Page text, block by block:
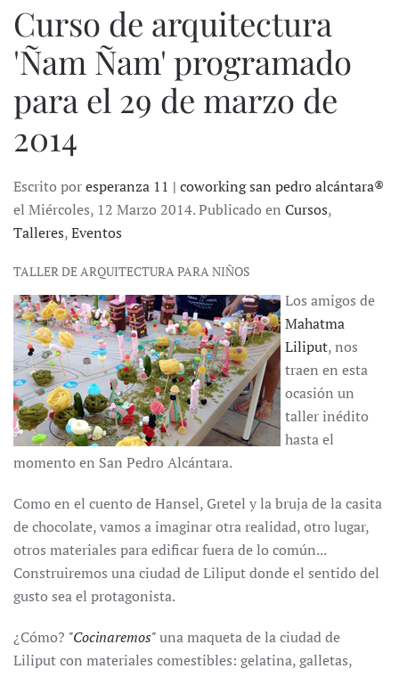
Curso de arquitectura
'Ñam Ñam' programado
para el 29 de marzo de
2014
Escrito poresperanza 11 | coworking san pedro alcántara®
el Miércoles, 12 Marzo 2014. Publicado en Cursos,
Talleres,Eventos
TALLER DE ARQUITECTURA PARA NIÑOS
Los amigos de
Mahatma
Liliput, nos
traen en esta
ocasión un
taller inédito
hasta el
momento en San Pedro Alcántara.
Como en el cuento de Hansel, Gretel y la bruja de la casita
de chocolate, vamos a imaginar otra realidad, otro lugar,
otros materiales para edificar fuera de lo común...
Construiremos una ciudad de Liliput donde el sentido del
gusto sea el protagonista.
¿Cómo? "Cocinaremos"una maqueta de la ciudad de
Liliput con materiales comestibles: gelatina, galletas,